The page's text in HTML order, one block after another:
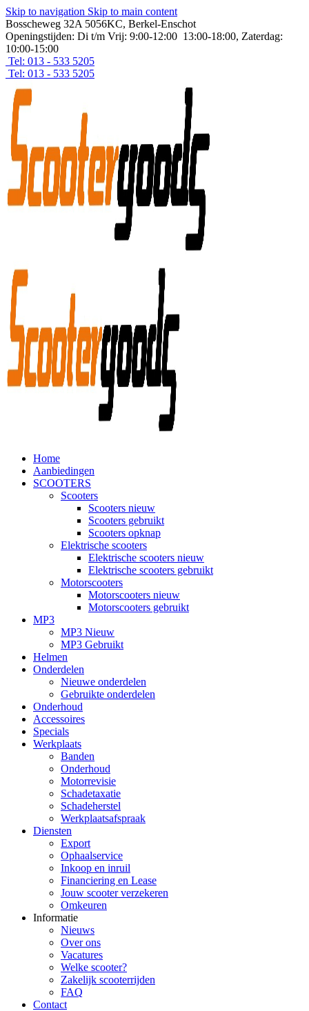
Skip to navigation Skip to main content
Bosscheweg 32A 5056KC, Berkel-Enschot
Openingstijden: Di t/m Vrij: 9:00-12:00 13:00-18:00, Zaterdag:
10:00-15:00
Tel: 013 - 533 5205
Tel: 013 - 533 5205
Home
Aanbiedingen
SCOOTERS
Scooters
Scooters nieuw
Scooters gebruikt
Scooters opknap
Elektrische scooters
Elektrische scooters nieuw
Elektrische scooters gebruikt
Motorscooters
Motorscooters nieuw
Motorscooters gebruikt
MP3
MP3 Nieuw
MP3 Gebruikt
Helmen
Onderdelen
Nieuwe onderdelen
Gebruikte onderdelen
Onderhoud
Accessoires
Specials
Werkplaats
Banden
Onderhoud
Motorrevisie
Schadetaxatie
Schadeherstel
Werkplaatsafspraak
Diensten
Export
Ophaalservice
Inkoop en inruil
Financiering en Lease
Jouw scooter verzekeren
Omkeuren
Informatie
Nieuws
Over ons
Vacatures
Welke scooter?
Zakelijk scooterrijden
FAQ
Contact